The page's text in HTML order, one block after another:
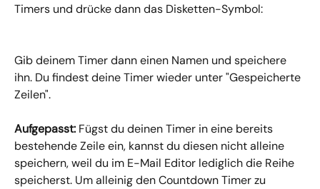
Timers und drücke dann das Disketten-Symbol:
Gib deinem Timer dann einen Namen und speichere
ihn. Du findest deine Timer wieder unter "Gespeicherte
Zeilen".
Aufgepasst: Fügst du deinen Timer in eine bereits
bestehende Zeile ein, kannst du diesen nicht alleine
speichern, weil du im E-Mail Editor lediglich die Reihe
speicherst. Um alleinig den Countdown Timer zu